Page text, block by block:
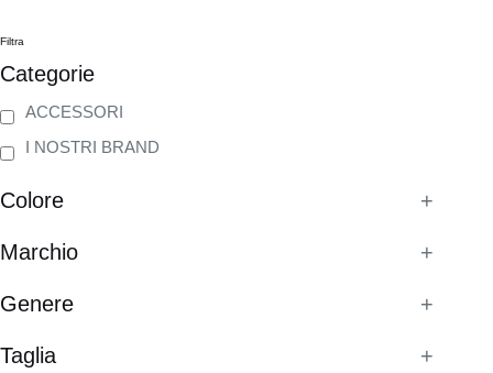
Filtra
Categorie
ACCESSORI
I NOSTRI BRAND
Colore +
Marchio +
Genere +
Taglia +